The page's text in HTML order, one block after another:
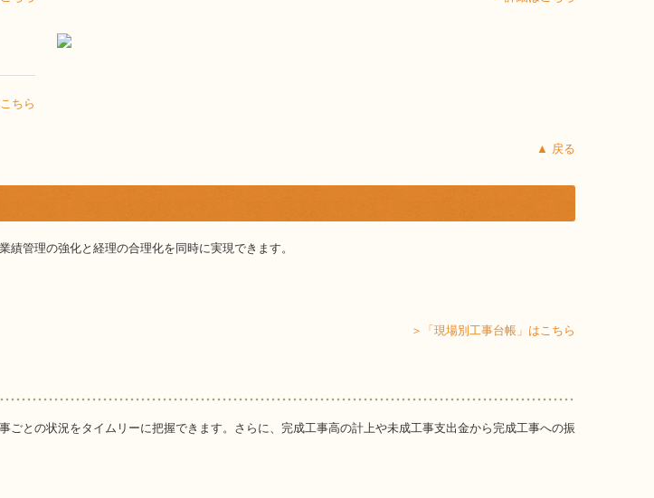
ちら
▲ 戻る
管理の強化と経理の合理化を同時に実現できます。
＞「現場別工事台帳」はこちら
との状況をタイムリーに把握できます。さらに、完成工事高の計上や未成工事支出金から完成工事への振